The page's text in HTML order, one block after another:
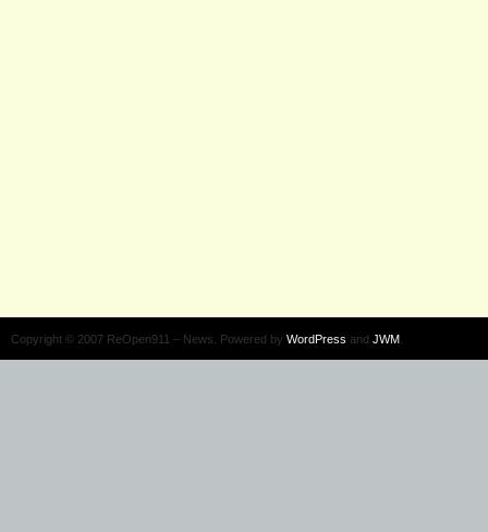
Copyright © 2007 ReOpen911 – News. Powered by WordPress and JWM